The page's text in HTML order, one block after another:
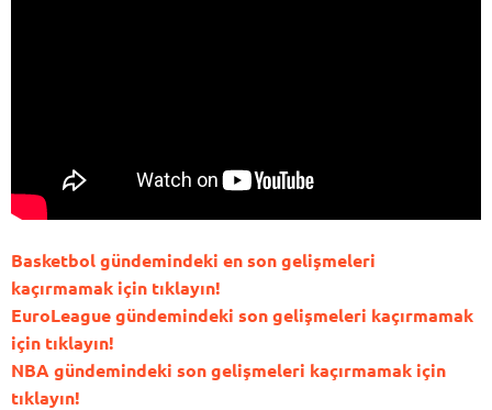
Basketbol gündemindeki en son gelişmeleri
kaçırmamak için tıklayın!
EuroLeague gündemindeki son gelişmeleri kaçırmamak
için tıklayın!
NBA gündemindeki son gelişmeleri kaçırmamak için
tıklayın!